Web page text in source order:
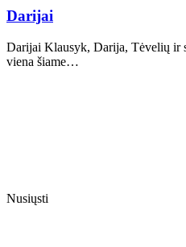
Darijai
Darijai Klausyk, Darija, Tėvelių ir
viena šiame…
Nusiųsti